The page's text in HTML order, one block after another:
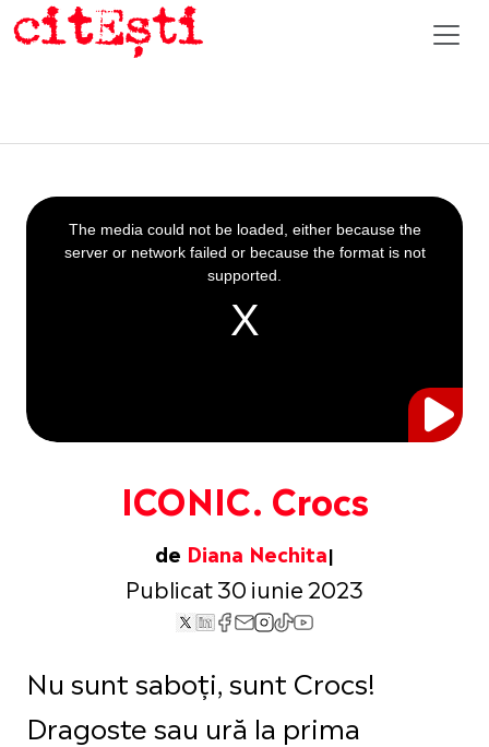
ICONIC. Crocs
de Diana Nechita
Publicat 30 iunie 2023
This
is
a
The media could not be loaded, either because the
server or network failed or because the format is not
supported.
Nu sunt saboți, sunt Crocs!
Dragoste sau ură la prima